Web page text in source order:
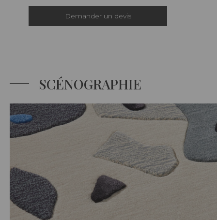
Demander un devis
SCÉNOGRAPHIE